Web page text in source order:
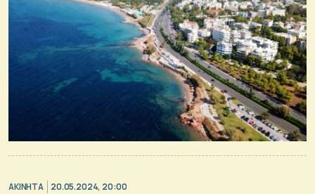
ΑΚΙΝΗΤΑ 20.05.2024, 20:00